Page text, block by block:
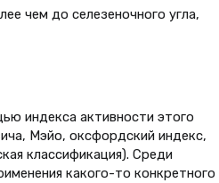
чем до селезеночного угла,
индекса активности этого
Мэйо, оксфордский индекс,
классификация). Среди
какого-то конкретного